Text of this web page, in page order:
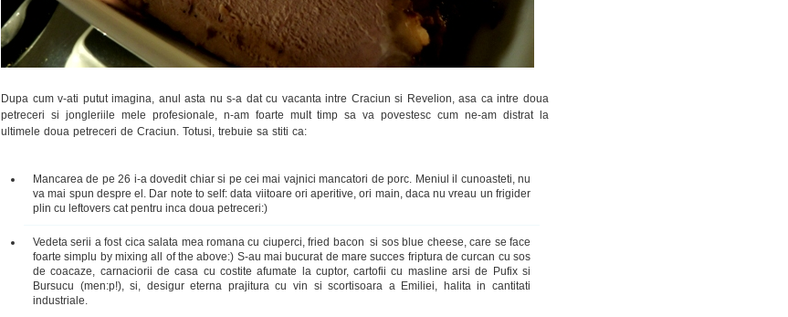
Dupa cum v-ati putut imagina, anul asta nu s-a dat cu vacanta intre Craciun si Revelion, asa ca intre doua
petreceri si jongleriile mele profesionale, n-am foarte mult timp sa va povestesc cum ne-am distrat la
ultimele doua petreceri de Craciun. Totusi, trebuie sa stiti ca:
Mancarea de pe 26 i-a dovedit chiar si pe cei mai vajnici mancatori de porc. Meniul il cunoasteti, nu
va mai spun despre el. Dar note to self: data viitoare ori aperitive, ori main, daca nu vreau un frigider
plin cu leftovers cat pentru inca doua petreceri:)
Vedeta serii a fost cica salata mea romana cu ciuperci, fried bacon si sos blue cheese, care se face
foarte simplu by mixing all of the above:) S-au mai bucurat de mare succes friptura de curcan cu sos
de coacaze, carnaciorii de casa cu costite afumate la cuptor, cartofii cu masline arsi de Pufix si
Bursucu (men:p!), si, desigur eterna prajitura cu vin si scortisoara a Emiliei, halita in cantitati
industriale.